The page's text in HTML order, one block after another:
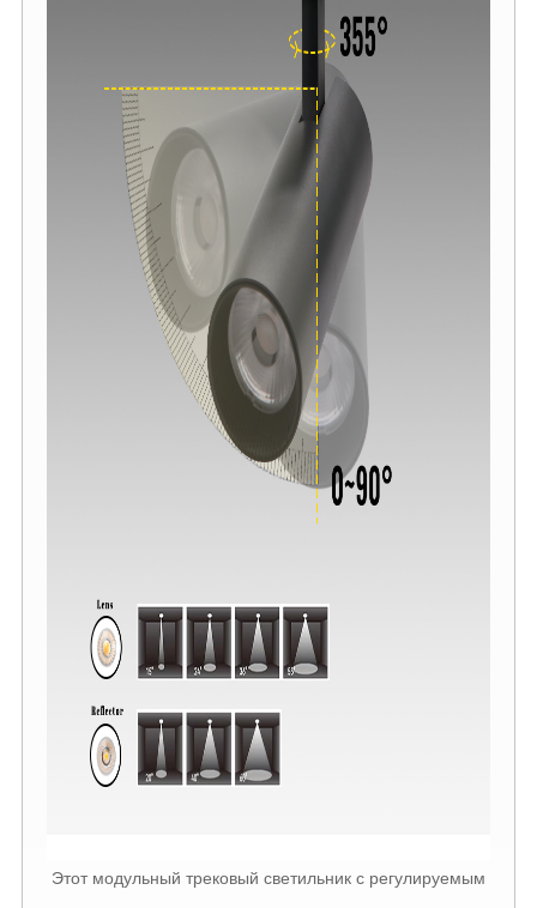
Этот модульный трековый светильник с регулируемым